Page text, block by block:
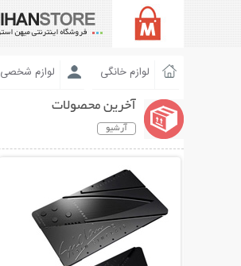
لوازم خانگی لوازم شخصی
آخرین محصولات
آرشیو